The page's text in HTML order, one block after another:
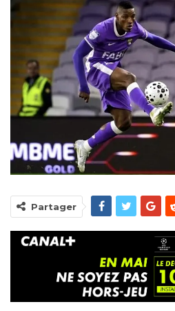
Partager